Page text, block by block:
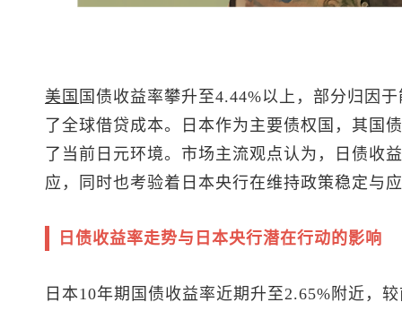
美国 国债收益率攀升至4.44%以上，部分归因
了全球借贷成本。日本作为主要债权国，其国
了当前日元环境。市场主流观点认为，日债收
应，同时也考验着日本央行在维持政策稳定与
日债收益率走势与日本央行潜在行动的影响
日本10年期国债收益率近期升至2.65%附近，